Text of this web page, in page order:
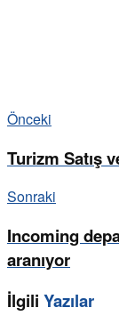
Önceki
Turizm Satış
Sonraki
Incoming
aranıyor
İlgili Yazılar